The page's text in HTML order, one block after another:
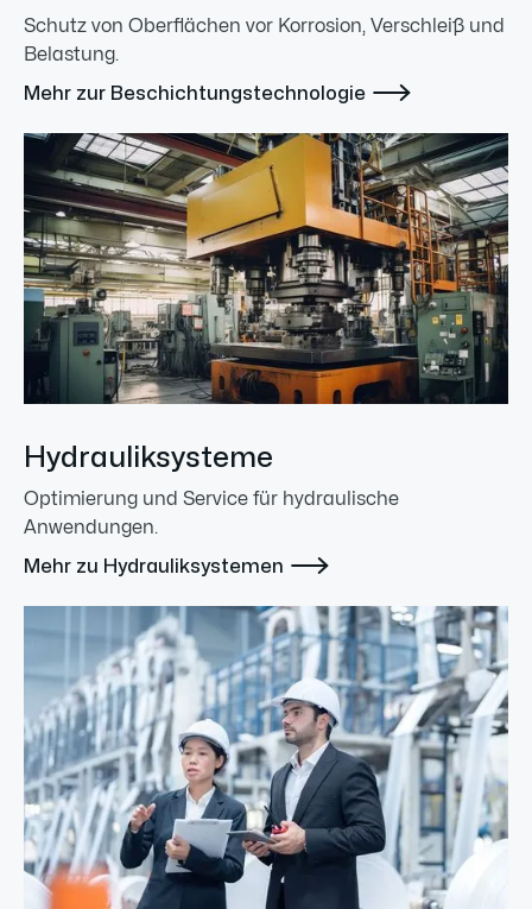
Schutz von Oberflächen vor Korrosion, Verschleiß und
Belastung.
Mehr zur Beschichtungstechnologie 
Hydrauliksysteme
Optimierung und Service für hydraulische
Anwendungen.
Mehr zu Hydrauliksystemen 